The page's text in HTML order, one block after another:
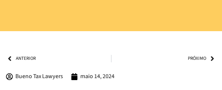
ANTERIOR PRÓXIMO
Bueno Tax Lawyers maio 14, 2024